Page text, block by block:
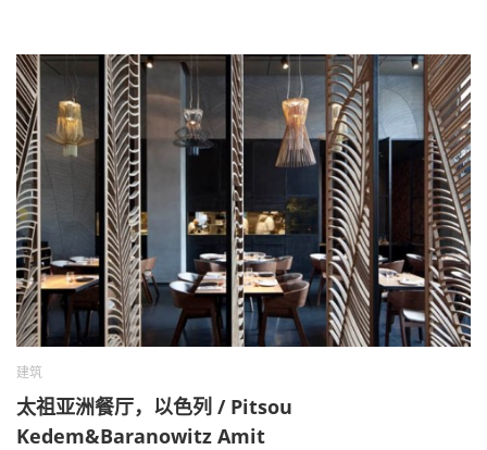
建筑
太祖亚洲餐厅，以色列 / Pitsou
Kedem&Baranowitz Amit